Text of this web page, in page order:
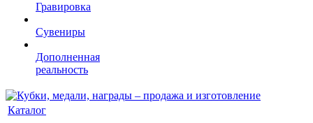
Гравировка
Сувениры
Дополненная
реальность
Каталог